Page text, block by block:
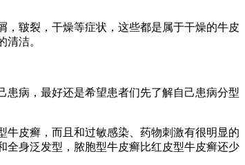
皲裂，干燥等症状，这些都是属于干燥的牛皮
洁。
病，最好还是希望患者们先了解自己患病分型
皮癣，而且和过敏感染、药物刺激有很明显的
全身泛发型，脓胞型牛皮癣比红皮型牛皮癣还少